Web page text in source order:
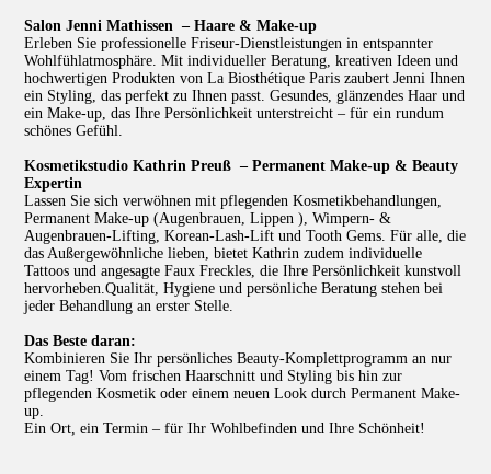
Salon Jenni Mathissen – Haare & Make-up
Erleben Sie professionelle Friseur-Dienstleistungen in entspannter
Wohlfühlatmosphäre. Mit individueller Beratung, kreativen Ideen und
hochwertigen Produkten von La Biosthétique Paris zaubert Jenni Ihnen
ein Styling, das perfekt zu Ihnen passt. Gesundes, glänzendes Haar und
ein Make-up, das Ihre Persönlichkeit unterstreicht – für ein rundum
schönes Gefühl.
Kosmetikstudio Kathrin Preuß – Permanent Make-up & Beauty
Expertin
Lassen Sie sich verwöhnen mit pflegenden Kosmetikbehandlungen,
Permanent Make-up (Augenbrauen, Lippen ), Wimpern- &
Augenbrauen-Lifting, Korean-Lash-Lift und Tooth Gems. Für alle, die
das Außergewöhnliche lieben, bietet Kathrin zudem individuelle
Tattoos und angesagte Faux Freckles, die Ihre Persönlichkeit kunstvoll
hervorheben.Qualität, Hygiene und persönliche Beratung stehen bei
jeder Behandlung an erster Stelle.
Das Beste daran:
Kombinieren Sie Ihr persönliches Beauty-Komplettprogramm an nur
einem Tag! Vom frischen Haarschnitt und Styling bis hin zur
pflegenden Kosmetik oder einem neuen Look durch Permanent Make-
up.
Ein Ort, ein Termin – für Ihr Wohlbefinden und Ihre Schönheit!